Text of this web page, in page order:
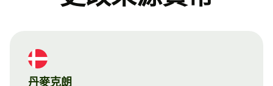
丹麥克朗